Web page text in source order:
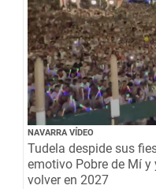
NAVARRA VÍDEO
Tudela despide sus
emotivo Pobre de Mí
volver en 2027